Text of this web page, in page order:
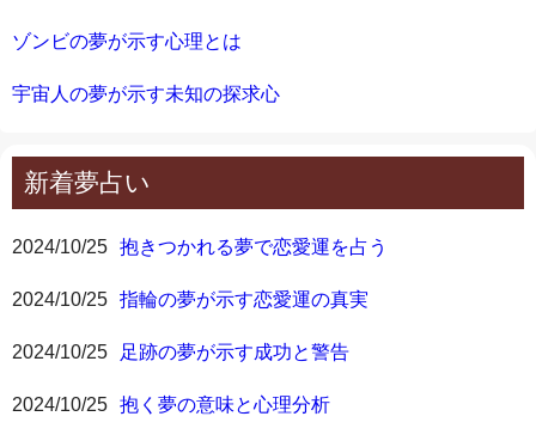
ゾンビの夢が示す心理とは
宇宙人の夢が示す未知の探求心
新着夢占い
2024/10/25 抱きつかれる夢で恋愛運を占う
2024/10/25 指輪の夢が示す恋愛運の真実
2024/10/25 足跡の夢が示す成功と警告
2024/10/25 抱く夢の意味と心理分析